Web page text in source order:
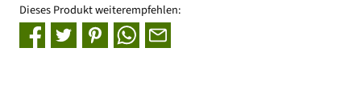
Dieses Produkt weiterempfehlen: